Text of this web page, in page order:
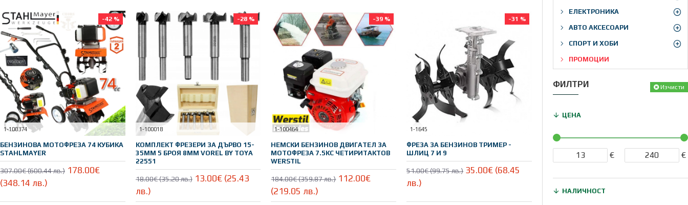
-42 %
1-100374
БЕНЗИНОВА МОТОФРЕЗА 74 КУБИКА
STAHLMAYER
307.00€ (600.44 лв.) 178.00€
(348.14 лв.)
-28 %
1-100018
КОМПЛЕКТ ФРЕЗЕРИ ЗА ДЪРВО 15-
35ММ 5 БРОЯ 8ММ VOREL BY TOYA
22551
18.00€ (35.20 лв.) 13.00€ (25.43
лв.)
-39 %
1-100464
НЕМСКИ БЕНЗИНОВ ДВИГАТЕЛ ЗА
МОТОФРЕЗА 7.5КС ЧЕТИРИТАКТОВ
WERSTIL
184.00€ (359.87 лв.) 112.00€
(219.05 лв.)
-31 %
1-1645
ФРЕЗА ЗА БЕНЗИНОВ ТРИМЕР -
ШЛИЦ 7 И 9
51.00€ (99.75 лв.) 35.00€ (68.45
лв.)
ЕЛЕКТРОНИКА
АВТО АКСЕСОАРИ
СПОРТ И ХОБИ
ПРОМОЦИИ
ФИЛТРИ Изчисти
ЦЕНА
€ €
НАЛИЧНОСТ